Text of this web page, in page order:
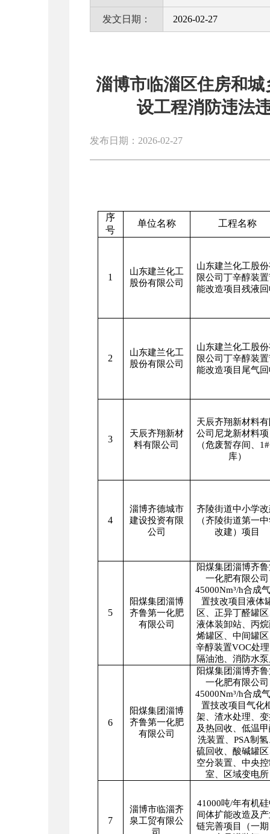
发文日期： 2026-02-27
淄博市临淄区住房和城
设工程消防违法
发布日期：2026-02-27
序
号
单位名称 工程名称
1
山东建兰化工
股份有限公司
山东建兰化工股
限公司丁辛醇装
能改造项目残液
2
山东建兰化工
股份有限公司
山东建兰化工股
限公司丁辛醇装
能改造项目尾气
3
天辰齐翔新材
料有限公司
天辰齐翔新材料
公司尼龙新材料
（危废暂存间、 1#
库）
4
淄博齐德城市
建设投资有限
公司
齐陵街道中小学
（齐陵街道第一
改建）项目
5
阳煤集团淄博
齐鲁第一化肥
有限公司
阳煤集团淄博齐
一化肥有限公司
45000Nm³/h合成
置技改项目液体
区、正异丁醛罐
液体装卸站、丙
烯罐区、中间罐
辛醇装置VOC处
隔油池、消防水
6
阳煤集团淄博
齐鲁第一化肥
有限公司
阳煤集团淄博齐
一化肥有限公司
45000Nm³/h合成
置技改项目气化
架、渣水处理、
及热回收、低温
洗装置、 PSA制氢
硫回收、酸碱罐
空分装置、中央
室、区域变电所
7
淄博市临淄齐
泉工贸有限公
41000吨/年有机
间体扩能改造及
链完善项目（一